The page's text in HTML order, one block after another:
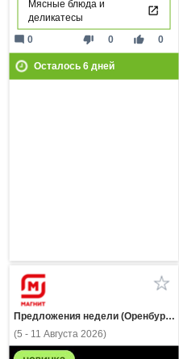
Мясные блюда и
деликатесы
thumb_down 0 thumb_up 0
mode_comment 0
Осталось 6дней
Предложения недели (Оренбургская область)
(5 - 11 Августа 2026)